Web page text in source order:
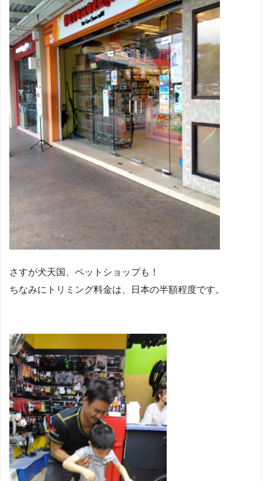
さすが犬天国、ペットショップも！
ちなみにトリミング料金は、日本の半額程度です。